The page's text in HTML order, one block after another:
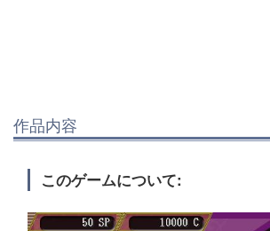
作品内容
このゲームについて: